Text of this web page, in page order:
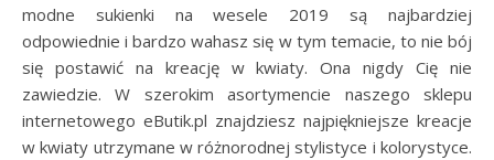
modne sukienki na wesele 2019 są najbardziej
odpowiednie i bardzo wahasz się w tym temacie, to nie bój
się postawić na kreację w kwiaty. Ona nigdy Cię nie
zawiedzie. W szerokim asortymencie naszego sklepu
internetowego eButik.pl znajdziesz najpiękniejsze kreacje
w kwiaty utrzymane w różnorodnej stylistyce i kolorystyce.